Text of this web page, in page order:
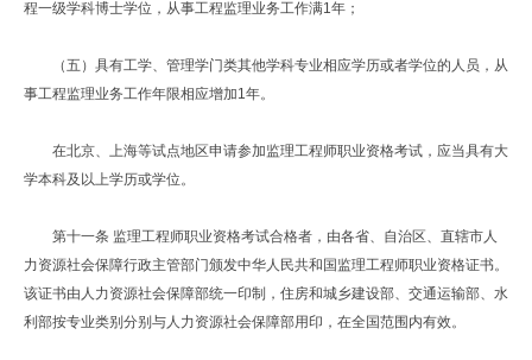
程一级学科博士学位，从事工程监理业务工作满1年；
（五）具有工学、管理学门类其他学科专业相应学历或者学位的人员，从
事工程监理业务工作年限相应增加1年。
在北京、上海等试点地区申请参加监理工程师职业资格考试，应当具有大
学本科及以上学历或学位。
第十一条 监理工程师职业资格考试合格者，由各省、自治区、直辖市人
力资源社会保障行政主管部门颁发中华人民共和国监理工程师职业资格证书。
该证书由人力资源社会保障部统一印制，住房和城乡建设部、交通运输部、水
利部按专业类别分别与人力资源社会保障部用印，在全国范围内有效。